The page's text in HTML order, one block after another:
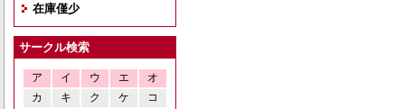
在庫僅少
サークル検索
ア イ ウ エ
オ
カ
キ ク ケ
コ